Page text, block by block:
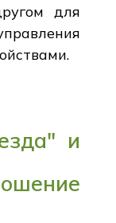
для
и